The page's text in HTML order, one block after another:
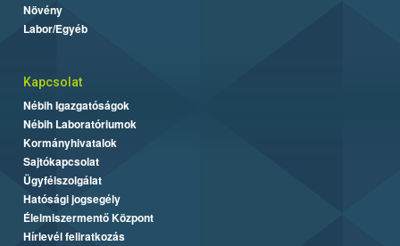
Növény
Labor/Egyéb
Kapcsolat
Nébih Igazgatóságok
Nébih Laboratóriumok
Kormányhivatalok
Sajtókapcsolat
Ügyfélszolgálat
Hatósági jogsegély
Élelmiszermentő Központ
Hírlevél feliratkozás